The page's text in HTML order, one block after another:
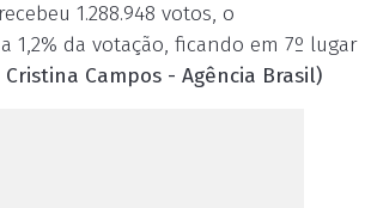
1.288.948 votos, o
1,2% da votação, ficando em 7º lugar
Cristina Campos - Agência Brasil)